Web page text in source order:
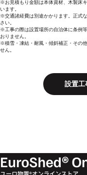
※お見積もり金額は本体資材、木製床
います。
※交通諸経費は別途かかります。正式
さい。
※工事の際は設置場所の自治体に条例
おりません。
※積雪・凍結・耐風・傾斜補正・その
せん。
設置工